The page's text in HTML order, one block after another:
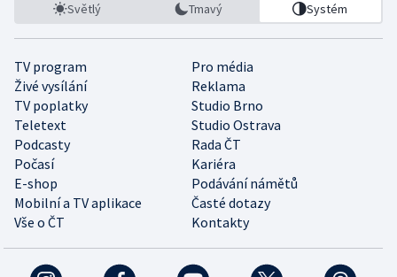
Světlý Tmavý Systém
TV program
Pro média
Živé vysílání
Reklama
TV poplatky
Studio Brno
Teletext
Studio Ostrava
Podcasty
Rada ČT
Počasí
Kariéra
E-shop
Podávání námětů
Mobilní a TV aplikace
Časté dotazy
Vše o ČT
Kontakty